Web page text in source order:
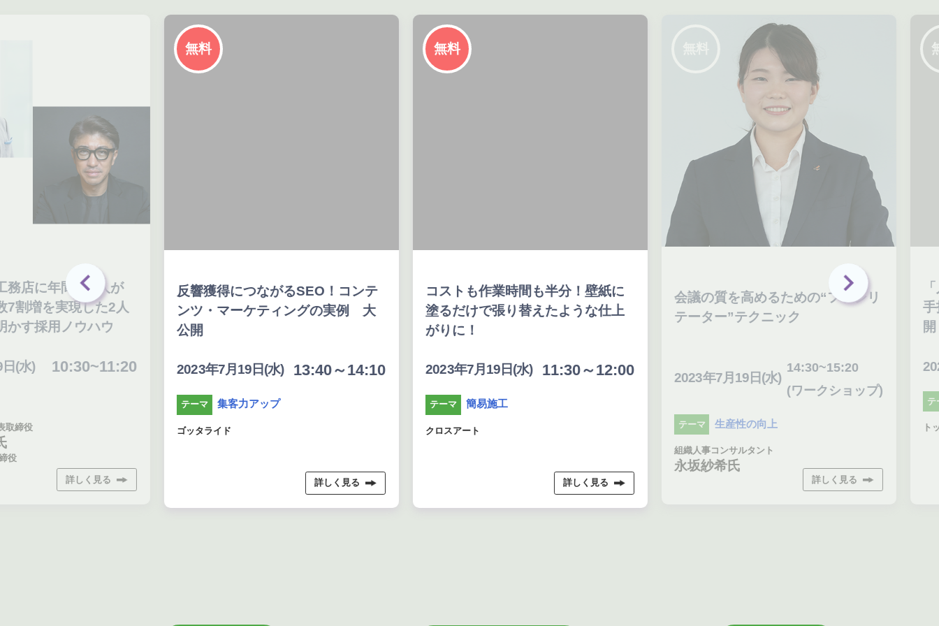
店に年間500人が
割増を実現した2人
す採用ノウハウ
(水) 10:30~11:20
締役
役
詳しく見る
無料
反響獲得につながるSEO！コンテ
ンツ・マーケティングの実例 大
公開
2023年7月19日(水) 13:40～14:10
テーマ 集客力アップ
ゴッタライド
詳しく見る
無料
コストも作業時間も半分！壁紙に
塗るだけで張り替えたような仕上
がりに！
2023年7月19日(水) 11:30～12:00
テーマ 簡易施工
クロスアート
詳しく見る
会議の質を高めるための“ファシリ
テーター”テクニック
2023年7月19日(水)
14:30~15:20
(ワークショップ)
テーマ 生産性の向上
組織人事コンサルタント
永坂紗希氏
詳しく見る
手
開
テ
ト